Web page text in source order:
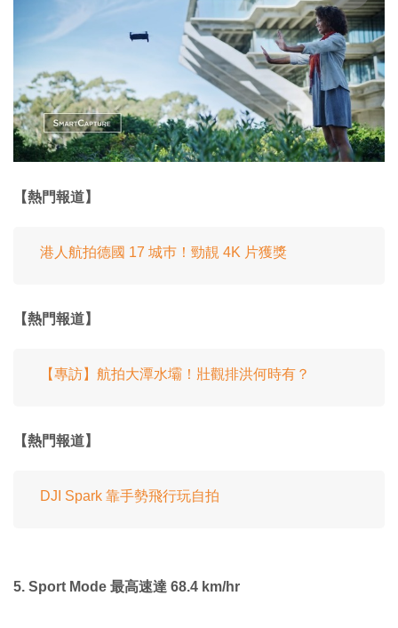
【熱門報道】
港人航拍德國 17 城巿！勁靚 4K 片獲獎
【熱門報道】
【專訪】航拍大潭水壩！壯觀排洪何時有？
【熱門報道】
DJI Spark 靠手勢飛行玩自拍
5. Sport Mode 最高速達 68.4 km/hr